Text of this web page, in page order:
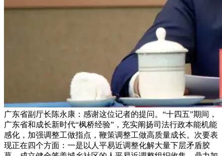
广东省副厅长陈永康：感谢这位记者的提问。“十四五”期间，
广东省和成长新时代“枫桥经验”，充实阐扬司法行政本能机能
感化，加强调整工做指点，鞭策调整工做高质量成长。次要表
现正在四个方面：一是以人平易近调整化解大量下层矛盾胶